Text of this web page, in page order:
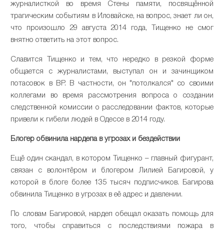
журналисткой во время Стены памяти, посвящённой
трагическим событиям в Иловайске, на вопрос, знает ли он,
что произошло 29 августа 2014 года, Тищенко не смог
внятно ответить на этот вопрос.
Славится Тищенко и тем, что нередко в резкой форме
общается с журналистами, выступал он и зачинщиком
потасовок в ВР. В частности, он "потолкался" со своими
коллегами во время рассмотрения вопроса о создании
следственной комиссии о расследовании фактов, которые
привели к гибели людей в Одессе в 2014 году.
Блогер обвинила нардепа в угрозах и бездействии
Ещё один скандал, в котором Тищенко – главный фигурант,
связан с волонтёром и блогером Лилией Багировой, у
которой в блоге более 135 тысяч подписчиков. Багирова
обвинила Тищенко в угрозах в её адрес и давлении.
По словам Багировой, нардеп обещал оказать помощь для
того, чтобы справиться с последствиями пожара в